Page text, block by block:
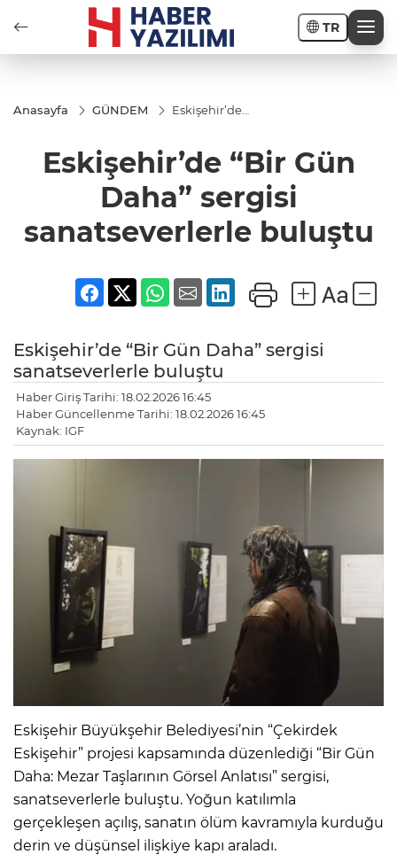
TR
Anasayfa GÜNDEM
Eskişehir’de
sanatseverlerle
buluştu
Eskişehir’de “Bir Gün
Daha” sergisi
sanatseverlerle buluştu
Eskişehir’de “Bir Gün Daha” sergisi
sanatseverlerle buluştu
Haber Giriş Tarihi: 18.02.2026 16:45
Haber Güncellenme Tarihi: 18.02.2026 16:45
Kaynak: IGF
Eskişehir Büyükşehir Belediyesi’nin “Çekirdek
Eskişehir” projesi kapsamında düzenlediği “Bir Gün
Daha: Mezar Taşlarının Görsel Anlatısı” sergisi,
sanatseverlerle buluştu. Yoğun katılımla
gerçekleşen açılış, sanatın ölüm kavramıyla kurduğu
derin ve düşünsel ilişkiye kapı araladı.